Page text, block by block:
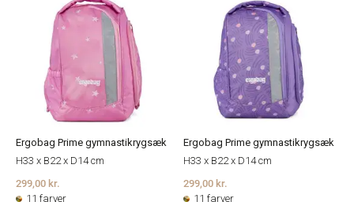
Ergobag Prime gymnastikrygsæk
H33 x B22 x D14 cm
299,00 kr.
11 farver
Ergobag Prime gymnastikrygsæk
H33 x B22 x D14 cm
299,00 kr.
11 farver